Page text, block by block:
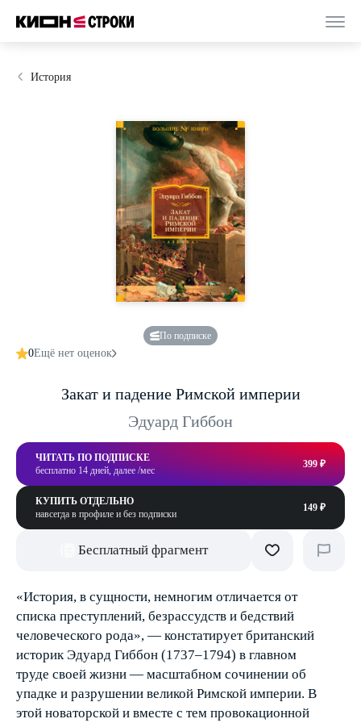
История
По подписке
0Ещё нет оценок
Закат и падение Римской империи
Эдуард Гиббон
ЧИТАТЬ ПО ПОДПИСКЕ
бесплатно 14 дней, далее /мес
399 ₽
КУПИТЬ ОТДЕЛЬНО
навсегда в профиле и без подписки
149 ₽
Бесплатный фрагмент
«История, в сущности, немногим отличается от
списка преступлений, безрассудств и бедствий
человеческого рода», — констатирует британский
историк Эдуард Гиббон (1737–1794) в главном
труде своей жизни — масштабном сочинении об
упадке и разрушении великой Римской империи. В
этой новаторской и вместе с тем провокационной